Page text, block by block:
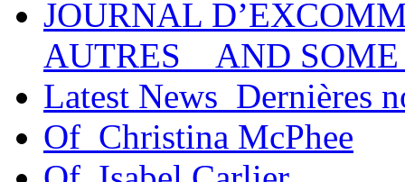
JOURNAL
AUTRES _ AND
Latest News_Dernières
Of_Christina McPhee